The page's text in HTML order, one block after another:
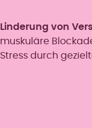
Linderung von
muskuläre
Stress durch